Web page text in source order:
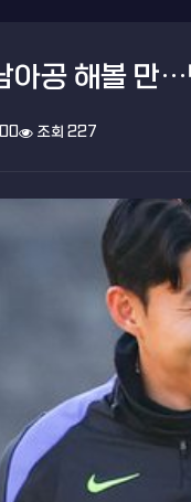
아공 해볼
조회 227